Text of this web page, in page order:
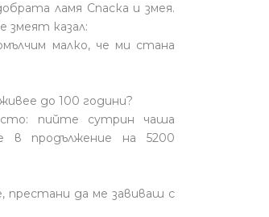
ламя Спаска и змея.
змеят казал:
малко, че ми стана
до 100 години?
пийте сутрин чаша
в продължение на 5200
престани да ме завиваш с